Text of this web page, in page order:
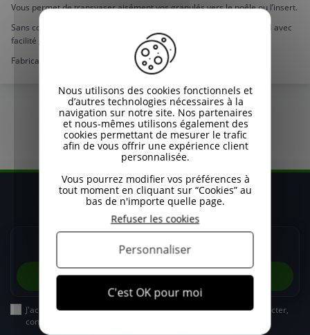
Vous permet de transvaser aisément vos granulés vers le poêle ou l’insert.
Sans contrainte de charge à porter, vous alimenterez votre appareil avec
facilité grâce à cet accessoire design et pratique.
Fabrication Française
Restez informé de nos promos
Recevez nos promos et actualités avant la saison !
J'accepte que BES Energie utilise mes données pour me recontacter,
conformément à sa politique de confidentialité.
Nous utilisons des cookies fonctionnels et
d’autres technologies nécessaires à la
navigation sur notre site. Nos partenaires
et nous-mêmes utilisons également des
cookies permettant de mesurer le trafic
afin de vous offrir une expérience client
personnalisée.
Vous pourrez modifier vos préférences à
tout moment en cliquant sur “Cookies” au
bas de n'importe quelle page.
C'est OK pour moi
Refuser les cookies
Personnaliser